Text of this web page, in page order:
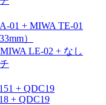
01 + MIWA TE-01
）
LE-02 + なし
+ QDC19
+ QDC19